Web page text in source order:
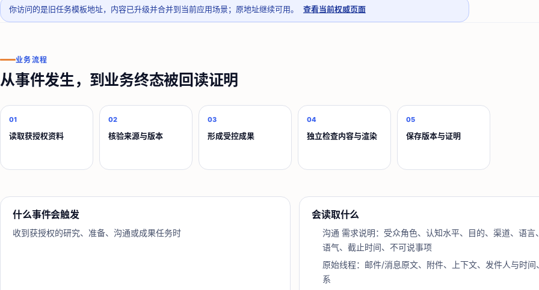
你访问的是旧任务模板地址，内容已升级并合并到当前应用场景；原地址继续可用。 查看当前权威页面
业务流程
从事件发生，到业务终态被回读证明
01
读取获授权资料
02
核验来源与版本
03
形成受控成果
04
独立检查内容与渲染
05
保存版本与证明
什么事件会触发
收到获授权的研究、准备、沟通或成果任务时
会读取什么
沟通 需求说明：受众角色、认知水平、目的、渠道、语言
语气、截止时间、不可说事项
原始线程：邮件/消息原文、附件、上下文、发件人与时间
系